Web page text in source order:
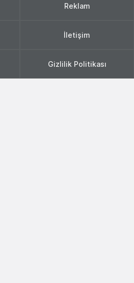
Reklam
İletişim
Gizlilik Politikası